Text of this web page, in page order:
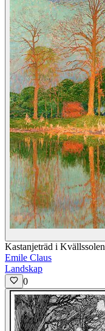
Kastanjeträd i Kvällssolen
Emile Claus
Landskap
0